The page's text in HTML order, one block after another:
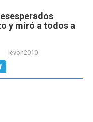
y miró a todos a
levon2010